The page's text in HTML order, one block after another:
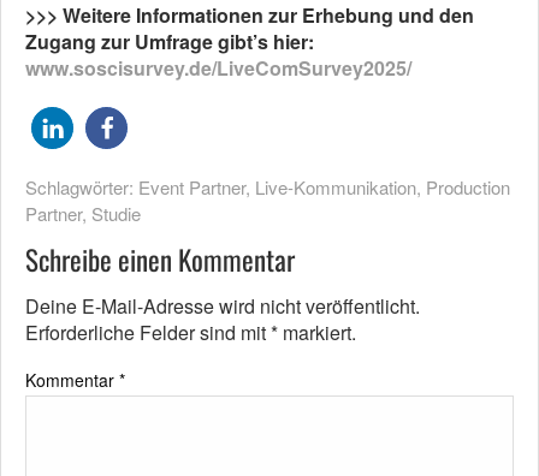
>>> Weitere Informationen zur Erhebung und den
Zugang zur Umfragegibt’s hier:
www.soscisurvey.de/LiveComSurvey2025/
Schlagwörter: Event Partner, Live-Kommunikation, Production
Partner, Studie
Schreibe einen Kommentar
Deine E-Mail-Adresse wird nicht veröffentlicht.
Erforderliche Felder sind mit* markiert.
Kommentar *